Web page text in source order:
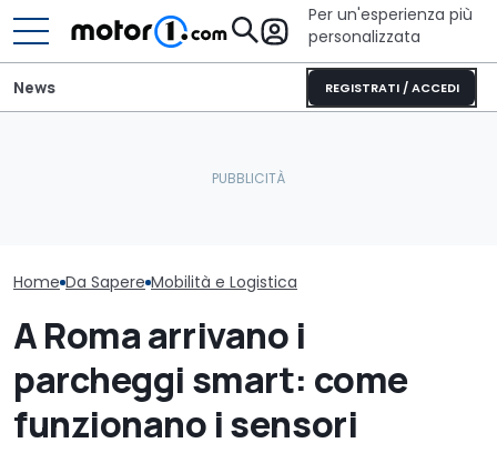
Per un'esperienza più
personalizzata
REGISTRATI / ACCEDI
News
Home Da Sapere Mobilità e Logistica
A Roma arrivano i
parcheggi smart: come
funzionano i sensori